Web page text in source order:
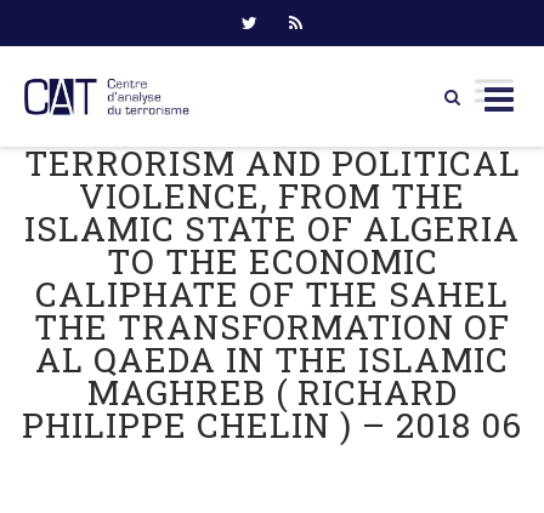
Skip
to
TERRORISM AND POLITICAL
VIOLENCE, FROM THE
ISLAMIC STATE OF ALGERIA
TO THE ECONOMIC
CALIPHATE OF THE SAHEL
THE TRANSFORMATION OF
AL QAEDA IN THE ISLAMIC
MAGHREB ( RICHARD
PHILIPPE CHELIN ) – 2018 06